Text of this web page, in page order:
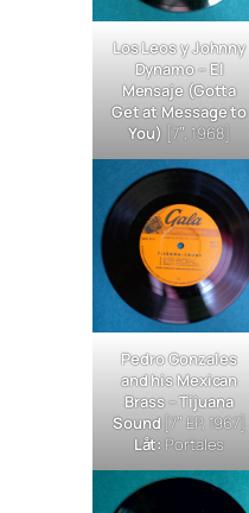
Los Leos y Johnny
Dynamo –El
Mensaje (Gotta
Get at Message to
You) [7″, 1968]
Pedro Gonzales
and his Mexican
Brass –Tijuana
Sound[7″ EP, 1967]
Låt:Portales